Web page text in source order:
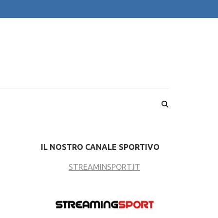
IL NOSTRO CANALE SPORTIVO
STREAMINSPORT.IT